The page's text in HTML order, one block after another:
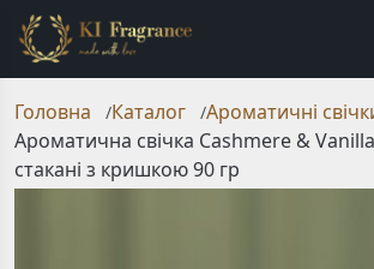
Головна /Каталог /Ароматичні
Ароматична свічка Cashmere &
стакані з кришкою 90 гр